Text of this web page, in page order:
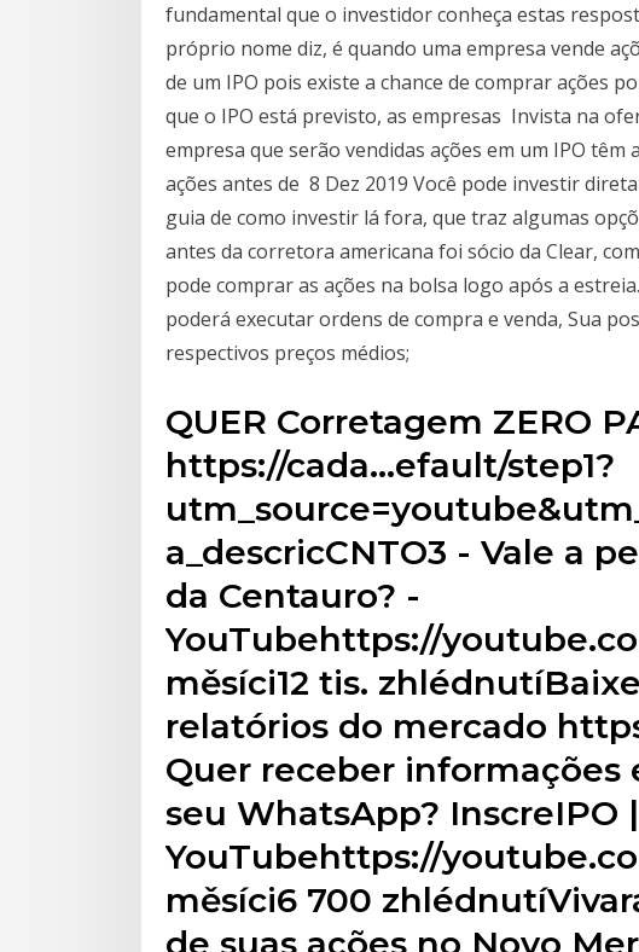
fundamental que o investidor conheça estas
próprio nome diz, é quando uma empresa vende
de um IPO pois existe a chance de comprar ações
que o IPO está previsto, as empresas Invista na
empresa que serão vendidas ações em um IPO
ações antes de 8 Dez 2019 Você pode investir
guia de como investir lá fora, que traz algumas
antes da corretora americana foi sócio da Clear,
pode comprar as ações na bolsa logo após a
poderá executar ordens de compra e venda, Sua
respectivos preços médios;
QUER Corretagem ZERO
https://cada…efault/step1?
a_descricCNTO3 - Vale a
da Centauro? -
YouTubehttps://
měsíci12 tis.
relatórios do mercado
Quer receber informações
seu WhatsApp? InscreIPO
YouTubehttps://
měsíci6 700
de suas ações no Novo